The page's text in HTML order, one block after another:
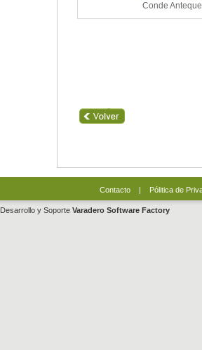
Conde
Contacto| Pólitica de
Desarrollo y Soporte Varadero Software Factory